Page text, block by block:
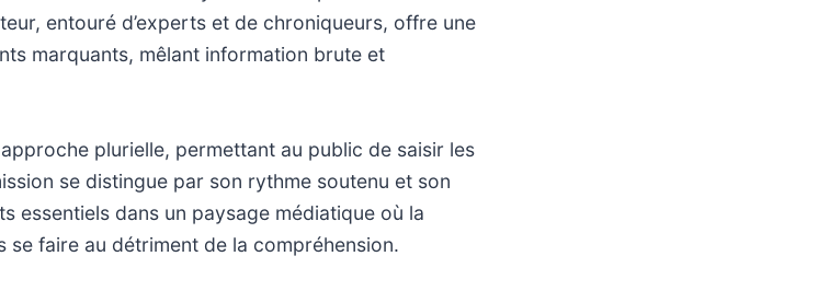
entouré d’experts et de chroniqueurs, offre une
marquants, mêlant information brute et
plurielle, permettant au public de saisir les
se distingue par son rythme soutenu et son
essentiels dans un paysage médiatique où la
se faire au détriment de la compréhension.